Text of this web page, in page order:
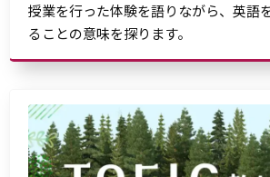
授業を行った体験を語りながら、英語
ることの意味を探ります。